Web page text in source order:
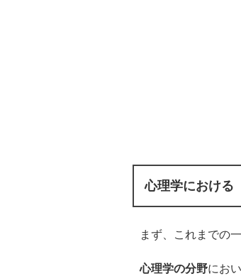
心理学における
まず、これまでの
心理学の分野にお